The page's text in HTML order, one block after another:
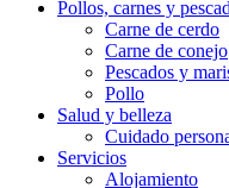
Pollos, carnes y
Carne de cerdo
Carne de conejo
Pescados y
Pollo
Salud y belleza
Cuidado
Servicios
Alojamiento